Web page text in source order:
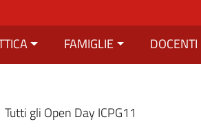
FAMIGLIE DOCENTI
Tutti gli Open Day ICPG11